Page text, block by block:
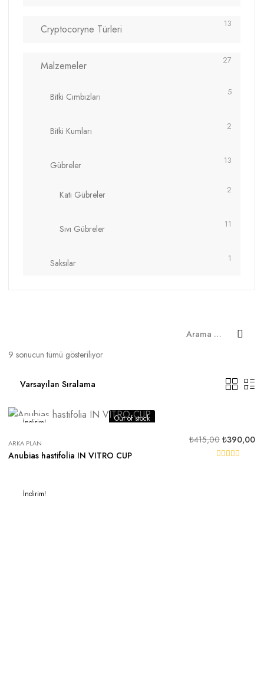
Cryptocoryne Türleri 13
Malzemeler 27
Bitki Cımbızları 5
Bitki Kumları 2
Gübreler 13
Katı Gübreler 2
Sıvı Gübreler 11
Saksılar 1
9 sonucun tümü gösteriliyor
İndirim! Out of stock
Anubias hastifolia IN VITRO CUP
ARKA PLAN ₺415,00 ₺390,00
İndirim!